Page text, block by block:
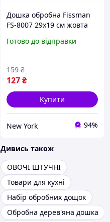
Дошка обробна Fissman
FS-8007 29х19 см жовта
Готово до відправки
127₴
159 ₴
Купити
New York 94%
Дивись також
ОВОЧІ ШТУЧНІ
Товари для кухні
Набір обробних дощок
Обробна дерев'яна дошка